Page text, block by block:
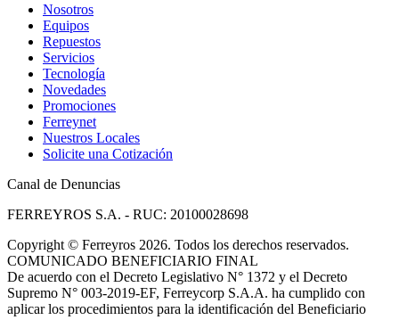
Nosotros
Equipos
Repuestos
Servicios
Tecnología
Novedades
Promociones
Ferreynet
Nuestros Locales
Solicite una Cotización
Canal de Denuncias
FERREYROS S.A. - RUC: 20100028698
Copyright © Ferreyros 2026. Todos los derechos reservados.
COMUNICADO BENEFICIARIO FINAL
De acuerdo con el Decreto Legislativo N° 1372 y el Decreto
Supremo N° 003-2019-EF, Ferreycorp S.A.A. ha cumplido con
aplicar los procedimientos para la identificación del Beneficiario